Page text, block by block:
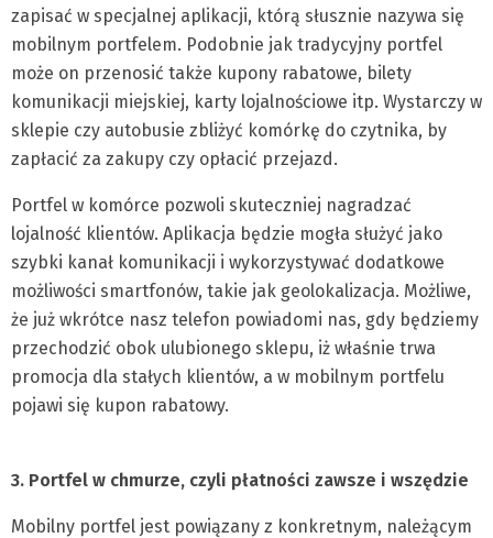
zapisać w specjalnej aplikacji, którą słusznie nazywa się
mobilnym portfelem. Podobnie jak tradycyjny portfel
może on przenosić także kupony rabatowe, bilety
komunikacji miejskiej, karty lojalnościowe itp. Wystarczy w
sklepie czy autobusie zbliżyć komórkę do czytnika, by
zapłacić za zakupy czy opłacić przejazd.
Portfel w komórce pozwoli skuteczniej nagradzać
lojalność klientów. Aplikacja będzie mogła służyć jako
szybki kanał komunikacji i wykorzystywać dodatkowe
możliwości smartfonów, takie jak geolokalizacja. Możliwe,
że już wkrótce nasz telefon powiadomi nas, gdy będziemy
przechodzić obok ulubionego sklepu, iż właśnie trwa
promocja dla stałych klientów, a w mobilnym portfelu
pojawi się kupon rabatowy.
3. Portfel w chmurze, czyli płatności zawsze i wszędzie
Mobilny portfel jest powiązany z konkretnym, należącym